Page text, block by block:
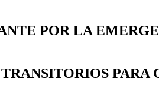
POR LA
PARA